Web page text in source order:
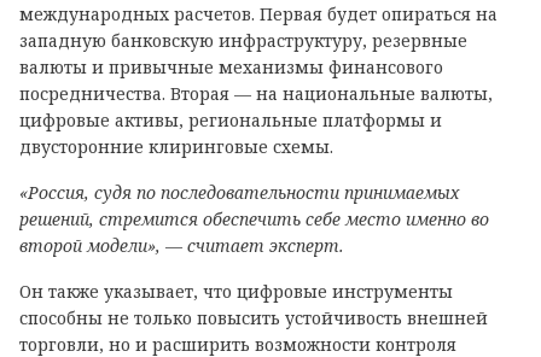
международных расчетов. Первая будет опираться на
западную банковскую инфраструктуру, резервные
валюты и привычные механизмы финансового
посредничества. Вторая — на национальные валюты,
цифровые активы, региональные платформы и
двусторонние клиринговые схемы.
«Россия, судя по последовательности принимаемых
решений, стремится обеспечить себе место именно во
второй модели», — считает эксперт.
Он также указывает, что цифровые инструменты
способны не только повысить устойчивость внешней
торговли, но и расширить возможности контроля